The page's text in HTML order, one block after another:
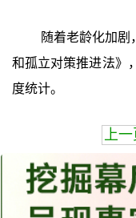
随着老龄化加剧
和孤立对策推进法》
度统计。
上一